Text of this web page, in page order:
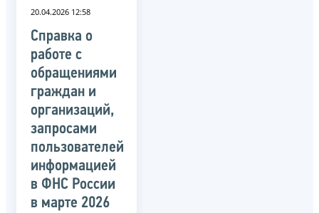
20.04.2026 12:58
Справка о
работе с
обращениями
граждан и
организаций,
запросами
пользователей
информацией
в ФНС России
в марте 2026